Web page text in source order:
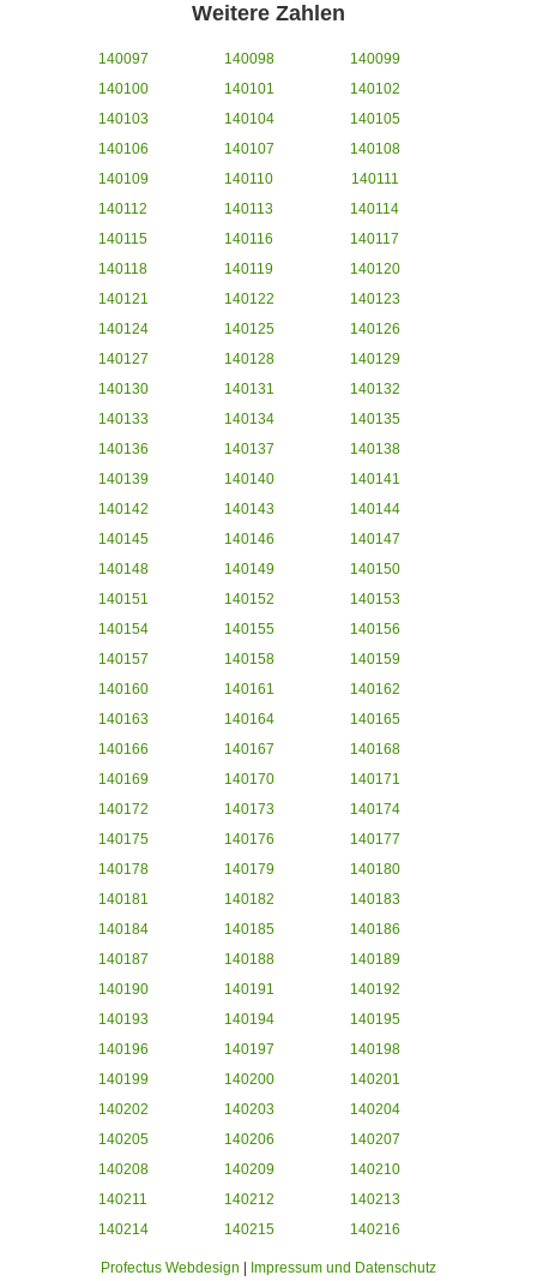
Weitere Zahlen
140097 140098
140099
140100
140101
140102
140103
140104
140105
140106
140107
140108
140109
140110
140111
140112
140113
140114
140115
140116
140117
140118
140119
140120
140121
140122
140123
140124
140125
140126
140127
140128
140129
140130
140131
140132
140133
140134
140135
140136
140137
140138
140139
140140
140141
140142
140143
140144
140145
140146
140147
140148
140149
140150
140151
140152
140153
140154
140155
140156
140157
140158
140159
140160
140161
140162
140163
140164
140165
140166
140167
140168
140169
140170
140171
140172
140173
140174
140175
140176
140177
140178
140179
140180
140181
140182
140183
140184
140185
140186
140187
140188
140189
140190
140191
140192
140193
140194
140195
140196
140197
140198
140199
140200
140201
140202
140203
140204
140205
140206
140207
140208
140209
140210
140211
140212
140213
140214
140215 140216
Profectus Webdesign Impressum und Datenschutz